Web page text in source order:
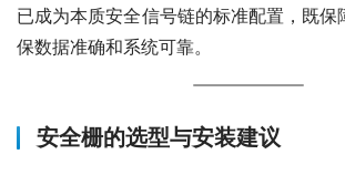
已成为本质安全信号链的标准配置，既保
保数据准确和系统可靠。
安全栅的选型与安装建议